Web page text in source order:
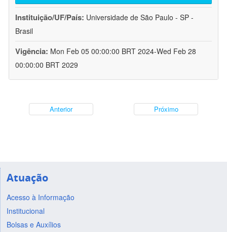
Instituição/UF/País: Universidade de São Paulo - SP -
Brasil
Vigência: Mon Feb 05 00:00:00 BRT 2024-Wed Feb 28
00:00:00 BRT 2029
Anterior Próximo
Atuação
Acesso à Informação
Institucional
Bolsas e Auxílios